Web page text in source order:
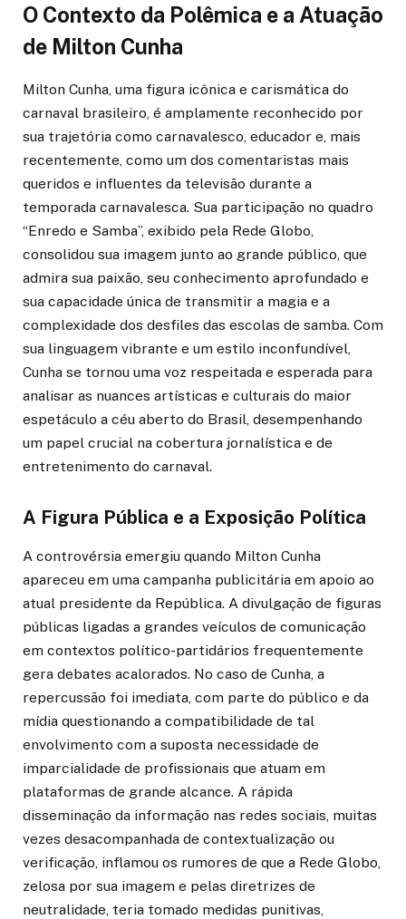
O Contexto da Polêmica e a Atuação
de Milton Cunha
Milton Cunha, uma figura icônica e carismática do
carnaval brasileiro, é amplamente reconhecido por
sua trajetória como carnavalesco, educador e, mais
recentemente, como um dos comentaristas mais
queridos e influentes da televisão durante a
temporada carnavalesca. Sua participação no quadro
“Enredo e Samba”, exibido pela Rede Globo,
consolidou sua imagem junto ao grande público, que
admira sua paixão, seu conhecimento aprofundado e
sua capacidade única de transmitir a magia e a
complexidade dos desfiles das escolas de samba. Com
sua linguagem vibrante e um estilo inconfundível,
Cunha se tornou uma voz respeitada e esperada para
analisar as nuances artísticas e culturais do maior
espetáculo a céu aberto do Brasil, desempenhando
um papel crucial na cobertura jornalística e de
entretenimento do carnaval.
A Figura Pública e a Exposição Política
A controvérsia emergiu quando Milton Cunha
apareceu em uma campanha publicitária em apoio ao
atual presidente da República. A divulgação de figuras
públicas ligadas a grandes veículos de comunicação
em contextos político-partidários frequentemente
gera debates acalorados. No caso de Cunha, a
repercussão foi imediata, com parte do público e da
mídia questionando a compatibilidade de tal
envolvimento com a suposta necessidade de
imparcialidade de profissionais que atuam em
plataformas de grande alcance. A rápida
disseminação da informação nas redes sociais, muitas
vezes desacompanhada de contextualização ou
verificação, inflamou os rumores de que a Rede Globo,
zelosa por sua imagem e pelas diretrizes de
neutralidade, teria tomado medidas punitivas,